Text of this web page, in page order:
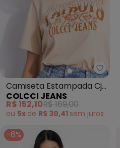
Camiseta Estampada Cj
(Bege)
COLCCI JEANS
R$ 152,10R$ 169,00
ou 5x de R$ 30,41 sem juros
-6%